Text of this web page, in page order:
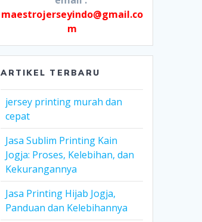
maestrojerseyindo@gmail.co
m
ARTIKEL TERBARU
jersey printing murah dan
cepat
Jasa Sublim Printing Kain
Jogja: Proses, Kelebihan, dan
Kekurangannya
Jasa Printing Hijab Jogja,
Panduan dan Kelebihannya